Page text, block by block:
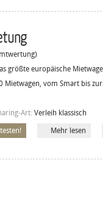
größte europäische
vom Smart bis
Art: Verleih klassisch
testen! Mehr lesen